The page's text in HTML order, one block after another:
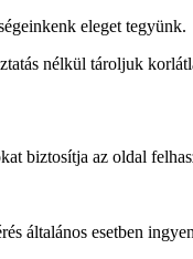
eleget tegyünk.
nélkül tároljuk
biztosítja az oldal
általános esetben